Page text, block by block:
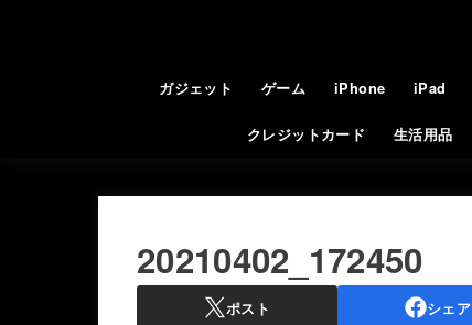
ガジェット ゲーム iPhone iPad
クレジットカード 生活用品
20210402_172450
ポスト シェア